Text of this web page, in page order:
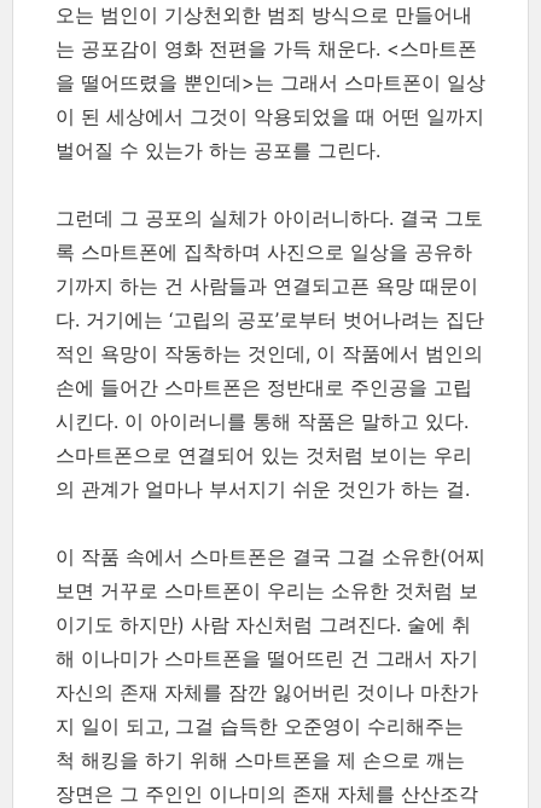
오는 범인이 기상천외한 범죄 방식으로 만들어내
는 공포감이 영화 전편을 가득 채운다. <스마트폰
을 떨어뜨렸을 뿐인데>는 그래서 스마트폰이 일상
이 된 세상에서 그것이 악용되었을 때 어떤 일까지
벌어질 수 있는가 하는 공포를 그린다.
그런데 그 공포의 실체가 아이러니하다. 결국 그토
록 스마트폰에 집착하며 사진으로 일상을 공유하
기까지 하는 건 사람들과 연결되고픈 욕망 때문이
다. 거기에는 ‘고립의 공포’로부터 벗어나려는 집단
적인 욕망이 작동하는 것인데, 이 작품에서 범인의
손에 들어간 스마트폰은 정반대로 주인공을 고립
시킨다. 이 아이러니를 통해 작품은 말하고 있다.
스마트폰으로 연결되어 있는 것처럼 보이는 우리
의 관계가 얼마나 부서지기 쉬운 것인가 하는 걸.
이 작품 속에서 스마트폰은 결국 그걸 소유한(어찌
보면 거꾸로 스마트폰이 우리는 소유한 것처럼 보
이기도 하지만) 사람 자신처럼 그려진다. 술에 취
해 이나미가 스마트폰을 떨어뜨린 건 그래서 자기
자신의 존재 자체를 잠깐 잃어버린 것이나 마찬가
지 일이 되고, 그걸 습득한 오준영이 수리해주는
척 해킹을 하기 위해 스마트폰을 제 손으로 깨는
장면은 그 주인인 이나미의 존재 자체를 산산조각